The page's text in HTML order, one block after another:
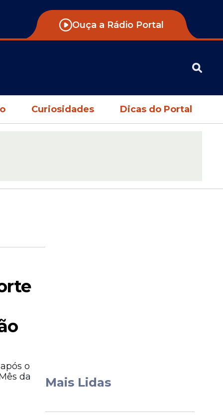
Ouça a Rádio Portal
Curiosidades Dicas do Portal
o
da
Mais Lidas